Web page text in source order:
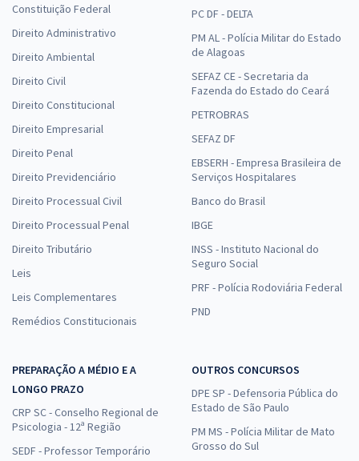
Constituição Federal
Direito Administrativo
Direito Ambiental
Direito Civil
Direito Constitucional
Direito Empresarial
Direito Penal
Direito Previdenciário
Direito Processual Civil
Direito Processual Penal
Direito Tributário
Leis
Leis Complementares
Remédios Constitucionais
PC DF - DELTA
PM AL - Polícia Militar do Estado
de Alagoas
SEFAZ CE - Secretaria da
Fazenda do Estado do Ceará
PETROBRAS
SEFAZ DF
EBSERH - Empresa Brasileira de
Serviços Hospitalares
Banco do Brasil
IBGE
INSS - Instituto Nacional do
Seguro Social
PRF - Polícia Rodoviária Federal
PND
PREPARAÇÃO A MÉDIO E A
LONGO PRAZO
CRP SC - Conselho Regional de
Psicologia - 12ª Região
SEDF - Professor Temporário
OUTROS CONCURSOS
DPE SP - Defensoria Pública do
Estado de São Paulo
PM MS - Polícia Militar de Mato
Grosso do Sul